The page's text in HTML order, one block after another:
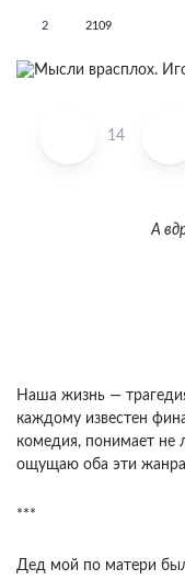
2 2109
14
А
Наша жизнь —
каждому известен
комедия, понимает не
ощущаю оба эти
***
Дед мой по матери